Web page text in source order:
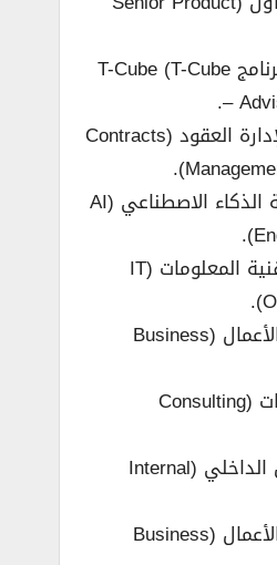
6- مستشار في برنامج T-Cube (T-Cube
–
7- مسؤول أول لإدارة العقود (Contracts
8- موظف هندسة الذكاء الاصطناعي (AI
9- خبير عمليات تقنية المعلومات (IT
10- قائد محللي الأعمال (Business
11- مدير استشارات (Consulting
12- مدير التدقيق الداخلي (Internal
13- قائد محللي الأعمال (Business